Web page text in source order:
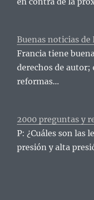
Buenas noticias de
Francia tiene
derechos de
reformas…
2000 preguntas y
P: ¿Cuáles son las
presión y alta